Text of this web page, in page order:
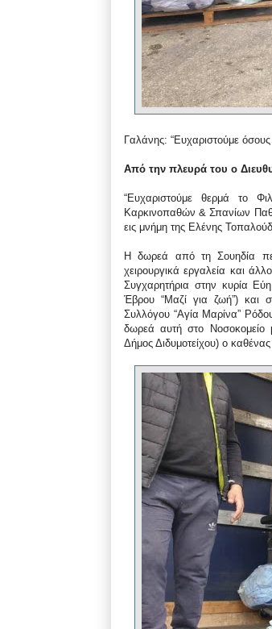
Γαλάνης: “Ευχαριστούμε
Από την πλευρά του ο
“Ευχαριστούμε θερμά το
Καρκινοπαθών & Σπανίων
εις μνήμη της Ελένης
Η δωρεά από τη Σουηδία
χειρουργικά εργαλεία και
Συγχαρητήρια στην κυρία
Έβρου “Μαζί για ζωή”) και
Συλλόγου “Αγία Μαρίνα”
δωρεά αυτή στο Νοσοκομείο
Δήμος Διδυμοτείχου) ο